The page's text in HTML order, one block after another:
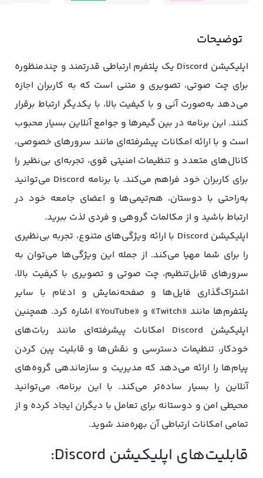
توضیحات
اپلیکیشن Discord یک پلتفرم ارتباطی قدرتمند و چندمنظوره
برای چت صوتی، تصویری و متنی است که به کاربران اجازه
می‌دهد به‌صورت آنی و با کیفیت بالا، با یکدیگر ارتباط برقرار
کنند. این برنامه در بین گیمرها و جوامع آنلاین بسیار محبوب
است و با ارائه امکانات پیشرفته‌ای مانند سرورهای خصوصی،
کانال‌های متعدد و تنظیمات امنیتی قوی، تجربه‌ای بی‌نظیر را
برای کاربران خود فراهم می‌کند. با برنامه Discord می‌توانید
به‌راحتی با دوستان، هم‌تیمی‌ها و اعضای جامعه خود در
ارتباط باشید و از مکالمات گروهی و فردی لذت ببرید.
اپلیکیشن Discord با ارائه ویژگی‌های متنوع، تجربه بی‌نظیری
را برای شما مهیا می‌کند. از جمله این ویژگی‌ها می‌توان به
سرورهای قابل‌تنظیم، چت صوتی و تصویری با کیفیت بالا،
اشتراک‌گذاری فایل‌ها و صفحه‌نمایش و ادغام با سایر
پلتفرم‌ها مانند «Twitch» و «YouTube» اشاره کرد. همچنین
اپلیکیشن Discord امکانات پیشرفته‌ای مانند ربات‌های
خودکار، تنظیمات دسترسی و نقش‌ها و قابلیت پین کردن
پیام‌ها را ارائه می‌دهد که مدیریت و سازماندهی گروه‌های
آنلاین را بسیار ساده‌تر می‌کند. با این برنامه، می‌توانید
محیطی امن و دوستانه برای تعامل با دیگران ایجاد کرده و از
تمامی امکانات ارتباطی آن بهره‌مند شوید.
‌قابلیت‌های اپلیکیشن Discord:‌